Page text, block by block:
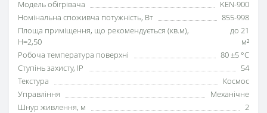
Модель обігрівача
KEN-900
Номінальна споживча потужність, Вт
855-998
Площа приміщення, що рекомендується (кв.м),
H=2,50
до 21
м²
Робоча температура поверхні
80 ±5 °С
Ступінь захисту, IP
54
Текстура
Космос
Управління
Механічне
Шнур живлення, м
2